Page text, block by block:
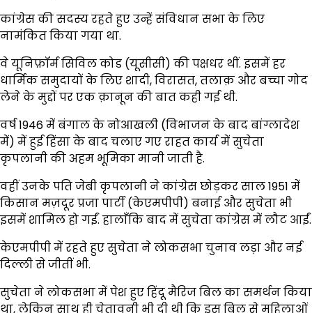
कांग्रेस की सदस्य रहते हुए उन्हें संविधान सभा के लिए
नामंकित किया गया था.
वे यूनिफ़ॉर्म सिविल कोड (यूसीसी) की पक्षधर थीं. इसमें हर
धार्मिक समुदायों के लिए शादी, विरासत, तलाक़ और बच्चा गोद
लेने के मुद्दों पर एक क़ानून की बात कही गई थी.
वर्ष 1946 में बंगाल के नोआखली (विभाजन के बाद बांग्लादेश
में) में हुई हिंसा के बाद चलाए गए राहत कार्य में सुचेता
कृपलानी की अहम भूमिका मानी जाती है.
वहीं उनके पति जेबी कृपलानी ने कांग्रेस छोड़कर साल 1951 में
किसान मज़दूर प्रजा पार्टी (केएमपीपी) बनाई और सुचेता भी
इसमें शामिल हो गईं. हालाँकि बाद में सुचेता कांग्रेस में लौट आईं.
केएमपीपी में रहते हुए सुचेता ने लोकसभा चुनाव लड़ा और नई
दिल्ली से जीतीं भी.
सुचेता ने लोकसभा में पेश हुए हिंदू मैरिज बिल का समर्थन किया
था, लेकिन साथ ही चेतावनी भी दी थी कि इस बिल से महिलाओं